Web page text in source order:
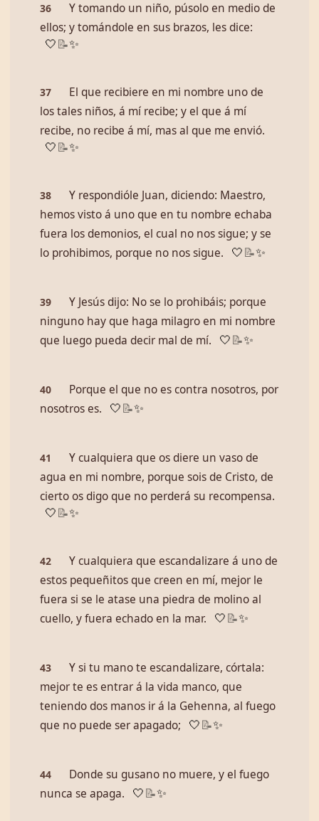
36
Y tomando un niño, púsolo en medio de
ellos; y tomándole en sus brazos, les dice:
🤍 📝✨
37
El que recibiere en mi nombre uno de
los tales niños, á mí recibe; y el que á mí
recibe, no recibe á mí, mas al que me envió.
🤍 📝✨
38
Y respondióle Juan, diciendo: Maestro,
hemos visto á uno que en tu nombre echaba
fuera los demonios, el cual no nos sigue; y se
lo prohibimos, porque no nos sigue.
🤍 📝✨
39
Y Jesús dijo: No se lo prohibáis; porque
ninguno hay que haga milagro en mi nombre
que luego pueda decir mal de mí.
🤍 📝✨
40
Porque el que no es contra nosotros, por
nosotros es.
🤍 📝✨
41
Y cualquiera que os diere un vaso de
agua en mi nombre, porque sois de Cristo, de
cierto os digo que no perderá su recompensa.
🤍 📝✨
42
Y cualquiera que escandalizare á uno de
estos pequeñitos que creen en mí, mejor le
fuera si se le atase una piedra de molino al
cuello, y fuera echado en la mar.
🤍 📝✨
43
Y si tu mano te escandalizare, córtala:
mejor te es entrar á la vida manco, que
teniendo dos manos ir á la Gehenna, al fuego
que no puede ser apagado;
🤍 📝✨
44
Donde su gusano no muere, y el fuego
nunca se apaga.
🤍 📝✨